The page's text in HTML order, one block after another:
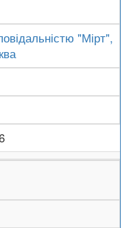
"Мірт",